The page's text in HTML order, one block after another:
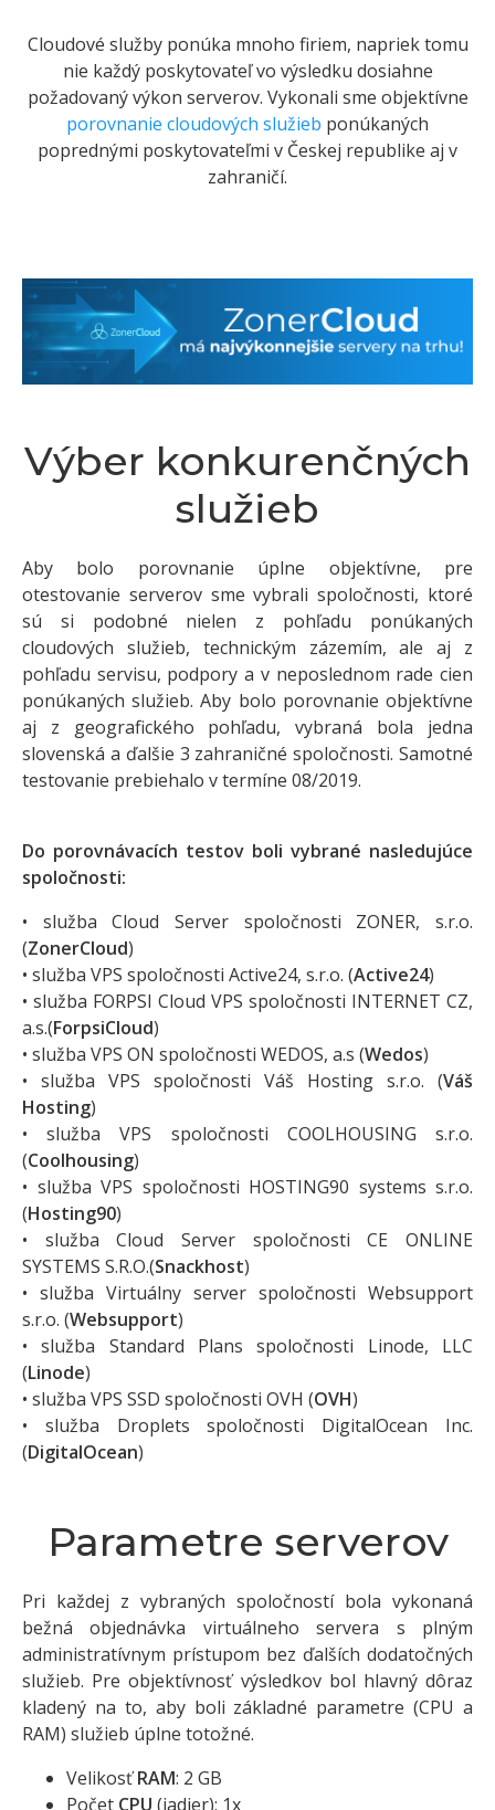
Cloudové služby ponúka mnoho firiem, napriek tomu
nie každý poskytovateľ vo výsledku dosiahne
požadovaný výkon serverov. Vykonali sme objektívne
porovnanie cloudových služieb ponúkaných
poprednými poskytovateľmi v Českej republike aj v
zahraničí.
Výber konkurenčných
služieb
Aby bolo porovnanie úplne objektívne, pre
otestovanie serverov sme vybrali spoločnosti, ktoré
sú si podobné nielen z pohľadu ponúkaných
cloudových služieb, technickým zázemím, ale aj z
pohľadu servisu, podpory a v neposlednom rade cien
ponúkaných služieb. Aby bolo porovnanie objektívne
aj z geografického pohľadu, vybraná bola jedna
slovenská a ďalšie 3 zahraničné spoločnosti. Samotné
testovanie prebiehalo v termíne 08/2019.
Do porovnávacích testov boli vybrané nasledujúce
spoločnosti:
• služba Cloud Server spoločnosti ZONER, s.r.o.
(ZonerCloud)
• služba VPS spoločnosti Active24, s.r.o. (Active24)
• služba FORPSI Cloud VPS spoločnosti INTERNET CZ,
a.s.(ForpsiCloud)
• služba VPS ON spoločnosti WEDOS, a.s (Wedos)
• služba VPS spoločnosti Váš Hosting s.r.o. (Váš
Hosting)
• služba VPS spoločnosti COOLHOUSING s.r.o.
(Coolhousing)
• služba VPS spoločnosti HOSTING90 systems s.r.o.
(Hosting90)
• služba Cloud Server spoločnosti CE ONLINE
SYSTEMS S.R.O.(Snackhost)
• služba Virtuálny server spoločnosti Websupport
s.r.o. (Websupport)
• služba Standard Plans spoločnosti Linode, LLC
(Linode)
• služba VPS SSD spoločnosti OVH (OVH)
• služba Droplets spoločnosti DigitalOcean Inc.
(DigitalOcean)
Parametre serverov
Pri každej z vybraných spoločností bola vykonaná
bežná objednávka virtuálneho servera s plným
administratívnym prístupom bez ďalších dodatočných
služieb. Pre objektívnosť výsledkov bol hlavný dôraz
kladený na to, aby boli základné parametre (CPU a
RAM) služieb úplne totožné.
VelikosťRAM: 2 GB
Počet CPU (jadier): 1x